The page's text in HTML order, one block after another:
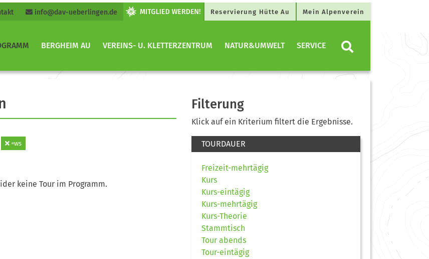
info@dav-ueberlingen.de Reservierung Hütte Au Mein Alpenverein
BERGHEIM AU VEREINS- U. KLETTERZENTRUM NATUR&UMWELT SERVICE
=ws
keine Tour im Programm.
Filterung
Klick auf ein Kriterium filtert die Ergebnisse.
TOURDAUER
Freizeit-mehrtägig
Kurs
Kurs-eintägig
Kurs-mehrtägig
Kurs-Theorie
Stammtisch
Tour abends
Tour-eintägig